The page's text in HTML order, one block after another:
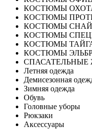
КОСТЮМЫ
КОСТЮМЫ
КОСТЮМЫ
КОСТЮМЫ
КОСТЮМЫ
КОСТЮМЫ
СПАСАТЕЛЬНЫЕ
Летняя одежда
Демисезонная
Зимняя одежда
Обувь
Головные уборы
Рюкзаки
Аксессуары